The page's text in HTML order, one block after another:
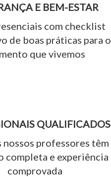
E BEM-ESTAR
com checklist
de boas práticas para o
que vivemos
QUALIFICADOS
nossos professores têm
completa e experiência
comprovada